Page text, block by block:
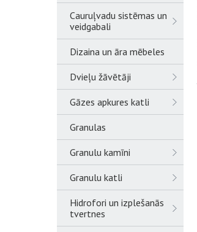
Cauruļvadu sistēmas un
veidgabali
Dizaina un āra mēbeles
Dvieļu žāvētāji
Gāzes apkures katli
Granulas
Granulu kamīni
Granulu katli
Hidrofori un izplešanās
tvertnes